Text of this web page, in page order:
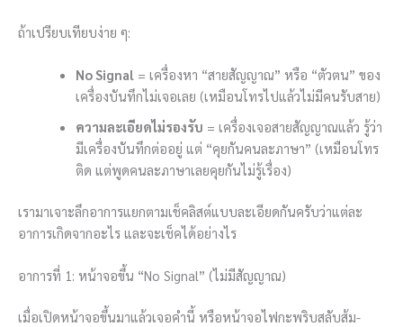
ถ้าเปรียบเทียบง่าย ๆ:
No Signal= เครื่องหา “สายสัญญาณ” หรือ “ตัวตน” ของ
เครื่องบันทึกไม่เจอเลย (เหมือนโทรไปแล้วไม่มีคนรับสาย)
ความละเอียดไม่รองรับ = เครื่องเจอสายสัญญาณแล้ว รู้ว่า
มีเครื่องบันทึกต่ออยู่ แต่ “คุยกันคนละภาษา” (เหมือนโทร
ติด แต่พูดคนละภาษาเลยคุยกันไม่รู้เรื่อง)
เรามาเจาะลึกอาการแยกตามเช็คลิสต์แบบละเอียดกันครับว่าแต่ละ
อาการเกิดจากอะไร และจะเช็คได้อย่างไร
อาการที่ 1: หน้าจอขึ้น “No Signal” (ไม่มีสัญญาณ)
เมื่อเปิดหน้าจอขึ้นมาแล้วเจอคำนี้ หรือหน้าจอไฟกะพริบสลับส้ม-